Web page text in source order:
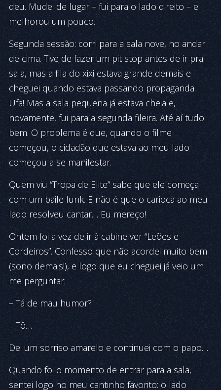
deu. Mudei de lugar – fui para o lado direito – e
melhorou um pouco.
Segunda sessão: corri para a sala nove, no andar
de cima. Tive de fazer um pit stop antes de ir pra
sala, mas a fila do xixi estava grande demais e
cheguei quando estava passando propaganda.
Ufa! Mas a sala pequena já estava cheia e,
novamente, fui para a segunda fileira. Até aí tudo
bem. O problema é que, quando o filme
começou, o cidadão que estava ao meu lado
começou a se manifestar.
Quem viu “Tropa de Elite” sabe que ele começa
com um baile funk. E não é que o carioca ao meu
lado resolveu cantar… Eu mereço!
Ontem foi a vez de ir à cabine ver “Leões e
Cordeiros”. Confesso que não acordei muito bem
(sono demais!), e logo que eu cheguei já veio um
me perguntar:
– Tá de mau humor?
– Tô…
Dei um sorriso amarelo e continuei com o papo…
Quando foi o momento de entrar para a sala,
sentei logo no meu cantinho favorito: o lado